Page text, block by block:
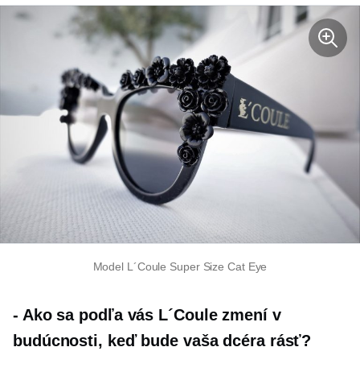
Model L´Coule Super Size Cat Eye
- Ako sa podľa vás L´Coule zmení v
budúcnosti, keď bude vaša dcéra rásť?